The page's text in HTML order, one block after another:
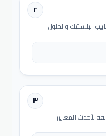
٢
البلاستيك والحلول
٣
لأحدث المعايير